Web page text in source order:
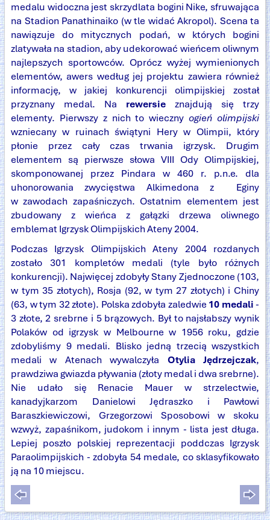
medalu widoczna jest skrzydlata bogini Nike, sfruwająca
na Stadion Panathinaiko (w tle widać Akropol). Scena ta
nawiązuje do mitycznych podań, w których bogini
zlatywała na stadion, aby udekorować wieńcem oliwnym
najlepszych sportowców. Oprócz wyżej wymienionych
elementów, awers według jej projektu zawiera również
informację, w jakiej konkurencji olimpijskiej został
przyznany medal. Na rewersie znajdują się trzy
elementy. Pierwszy z nich to wiecznyogień olimpijski
wzniecany w ruinach świątyni Hery w Olimpii, który
płonie przez cały czas trwania igrzysk. Drugim
elementem są pierwsze słowa VIII Ody Olimpijskiej,
skomponowanej przez Pindara w 460 r. p.n.e. dla
uhonorowania zwycięstwa Alkimedona z Eginy
w zawodach zapaśniczych. Ostatnim elementem jest
zbudowany z wieńca z gałązki drzewa oliwnego
emblemat Igrzysk Olimpijskich Ateny 2004.
Podczas Igrzysk Olimpijskich Ateny 2004 rozdanych
zostało 301 kompletów medali (tyle było różnych
konkurencji). Najwięcej zdobyły Stany Zjednoczone (103,
w tym 35 złotych), Rosja (92, w tym 27 złotych) i Chiny
(63, w tym 32 złote). Polska zdobyła zaledwie 10 medali-
3 złote, 2 srebrne i 5 brązowych. Był to najsłabszy wynik
Polaków od igrzysk w Melbourne w 1956 roku, gdzie
zdobyliśmy 9 medali. Blisko jedną trzecią wszystkich
medali w Atenach wywalczyła Otylia Jędrzejczak,
prawdziwa gwiazda pływania (złoty medal i dwa srebrne).
Nie udało się Renacie Mauer w strzelectwie,
kanadyjkarzom Danielowi Jędraszko i Pawłowi
Baraszkiewiczowi, Grzegorzowi Sposobowi w skoku
wzwyż, zapaśnikom, judokom i innym - lista jest długa.
Lepiej poszło polskiej reprezentacji poddczas Igrzysk
Paraolimpijskich - zdobyła 54 medale, co sklasyfikowało
ją na 10 miejscu.